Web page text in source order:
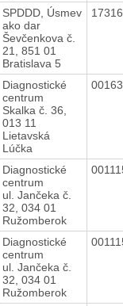
SPDDD, Úsmev
ako dar
Ševčenkova č.
21, 851 01
Bratislava 5
Diagnostické
centrum
Skalka č. 36,
013 11
Lietavská
Lúčka
Diagnostické
centrum
ul. Jančeka č.
32, 034 01
Ružomberok
Diagnostické
centrum
ul. Jančeka č.
32, 034 01
Ružomberok